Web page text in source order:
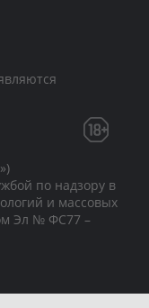
по надзору в
и массовых
Эл № ФС77 –